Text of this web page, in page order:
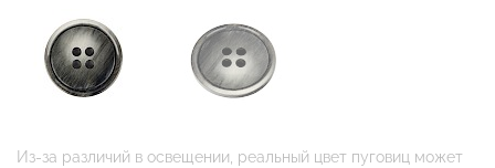
Из-за различий в освещении, реальный цвет пуговиц может